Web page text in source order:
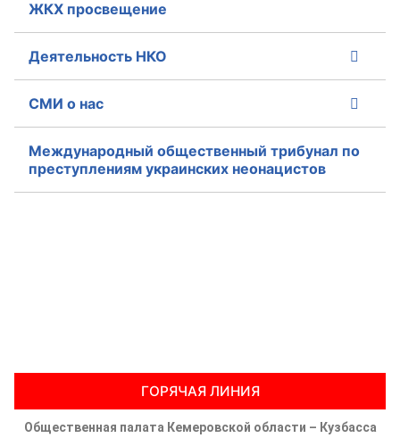
ЖКХ просвещение
Деятельность НКО
СМИ о нас
Международный общественный трибунал по
преступлениям украинских неонацистов
ГОРЯЧАЯ ЛИНИЯ
Общественная палата Кемеровской области – Кузбасса